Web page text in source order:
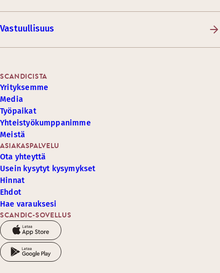
Vastuullisuus
SCANDIC-SOVELLUS
ASIAKASPALVELU
Ota yhteyttä
Usein kysytyt kysymykset
Hinnat
Ehdot
Hae varauksesi
SCANDICISTA
Yrityksemme
Media
Työpaikat
Yhteistyökumppanimme
Meistä